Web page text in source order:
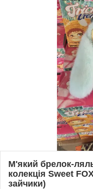
М'який брелок-
колекція Sweet
зайчики)